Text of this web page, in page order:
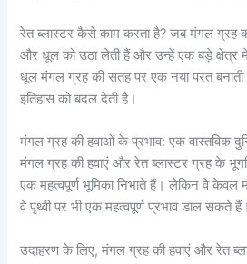
रेत ब्लास्टर कैसे काम करता है? जब मंगल ग्रह
और धूल को उठा लेती हैं और उन्हें एक बड़े क्षेत्र
धूल मंगल ग्रह की सतह पर एक नया परत बनाती
इतिहास को बदल देती है।
मंगल ग्रह की हवाओं के प्रभाव: एक वास्तविक
मंगल ग्रह की हवाएं और रेत ब्लास्टर ग्रह के
एक महत्वपूर्ण भूमिका निभाते हैं। लेकिन वे केवल
वे पृथ्वी पर भी एक महत्वपूर्ण प्रभाव डाल सकते हैं।
उदाहरण के लिए, मंगल ग्रह की हवाएं और रेत